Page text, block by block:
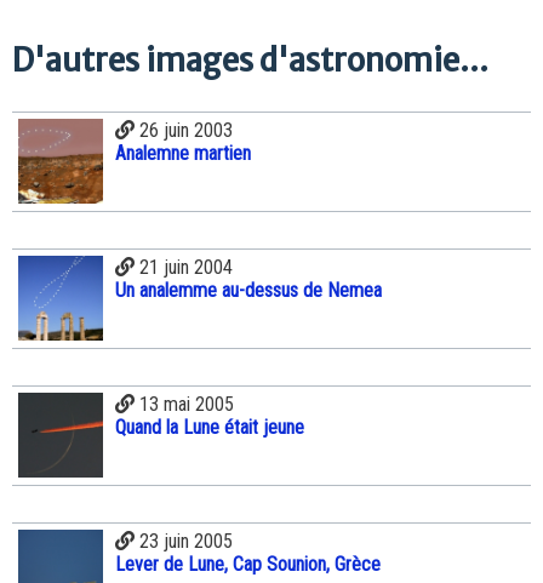
D'autres images d'astronomie...
26 juin 2003
Analemne martien
21 juin 2004
Un analemme au-dessus de Nemea
13 mai 2005
Quand la Lune était jeune
23 juin 2005
Lever de Lune, Cap Sounion, Grèce